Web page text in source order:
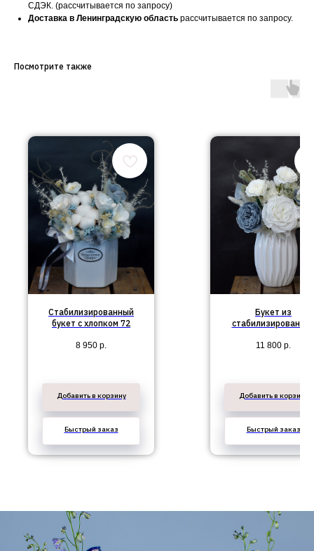
СДЭК. (рассчитывается по запросу)
Доставка в Ленинградскую область рассчитывается по запросу.
Посмотрите также
Стабилизированный
букет с хлопком 72
8 950 р.
Добавить в корзину
Быстрый заказ
Букет из
11 800 р.
Добавить в корзину
Быстрый заказ